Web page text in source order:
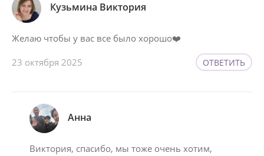
Кузьмина Виктория
Желаю чтобы у вас все было хорошо❤️
23 октября 2025 ОТВЕТИТЬ
Анна
Виктория, спасибо, мы тоже очень хотим,